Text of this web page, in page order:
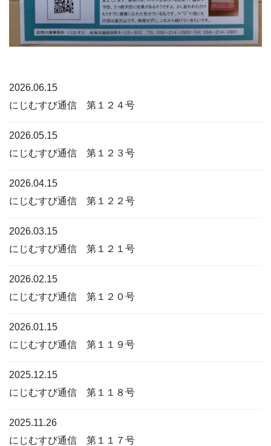
2026.06.15
にじむすび通信 第１２４号
2026.05.15
にじむすび通信 第１２３号
2026.04.15
にじむすび通信 第１２２号
2026.03.15
にじむすび通信 第１２１号
2026.02.15
にじむすび通信 第１２０号
2026.01.15
にじむすび通信 第１１９号
2025.12.15
にじむすび通信 第１１８号
2025.11.26
にじむすび通信 第１１７号